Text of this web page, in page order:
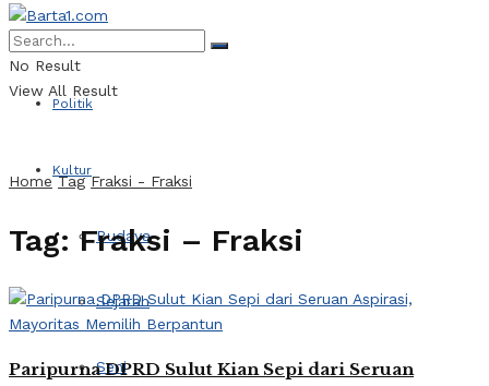
Politik
Kultur
Budaya
Sejarah
Seni
No Result
View All Result
Home Tag Fraksi - Fraksi
Tag:Fraksi – Fraksi
Paripurna DPRD Sulut Kian Sepi dari Seruan